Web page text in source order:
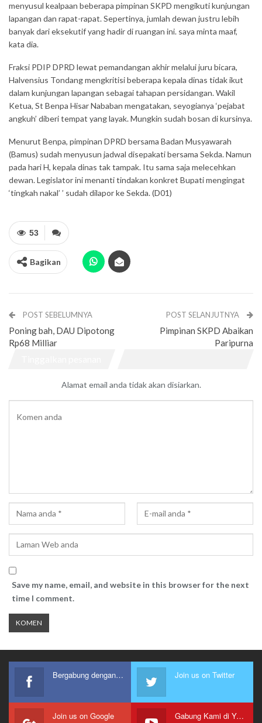
menyusul kealpaan beberapa pimpinan SKPD mengikuti kunjungan
lapangan dan rapat-rapat. Sepertinya, jumlah dewan justru lebih
banyak dari eksekutif yang hadir di ruangan ini. saya minta maaf,
kata dia.
Fraksi PDIP DPRD lewat pemandangan akhir melalui juru bicara,
Halvensius Tondang mengkritisi beberapa kepala dinas tidak ikut
dalam kunjungan lapangan sebagai tahapan persidangan. Wakil
Ketua, St Benpa Hisar Nababan mengatakan, seyogianya ‘pejabat
angkuh’ diberi tempat yang layak. Mungkin sudah bosan di kursinya.
Menurut Benpa, pimpinan DPRD bersama Badan Musyawarah
(Bamus) sudah menyusun jadwal disepakati bersama Sekda. Namun
pada hari H, kepala dinas tak tampak. Itu sama saja melecehkan
dewan. Legislator ini menanti tindakan konkret Bupati mengingat
‘tingkah nakal’ ’ sudah dilapor ke Sekda. (D01)
53
Bagikan
POST SEBELUMNYA
Poning bah, DAU Dipotong
Rp68 Milliar
POST SELANJUTNYA
Pimpinan SKPD Abaikan
Paripurna
Alamat email anda tidak akan disiarkan.
Save my name, email, and website in this browser for the next
time I comment.
Bergabung dengan kami Join us on Twitter
Join us on Google Gabung Kami di Youtube